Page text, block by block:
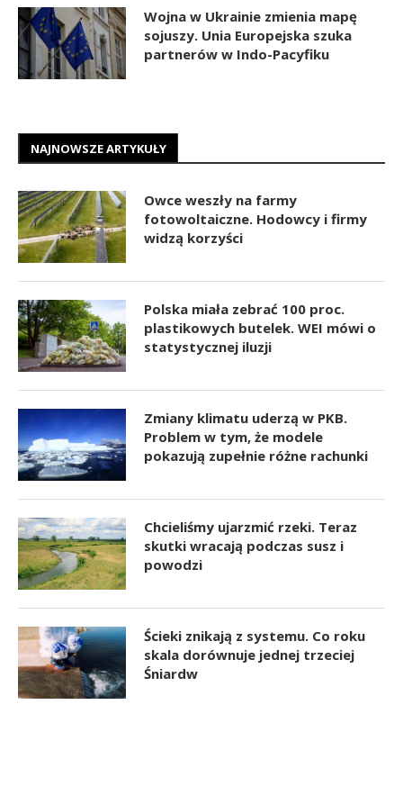
Wojna w Ukrainie zmienia mapę
sojuszy. Unia Europejska szuka
partnerów w Indo-Pacyfiku
NAJNOWSZE ARTYKUŁY
Owce weszły na farmy
fotowoltaiczne. Hodowcy i firmy
widzą korzyści
Polska miała zebrać 100 proc.
plastikowych butelek. WEI mówi o
statystycznej iluzji
Zmiany klimatu uderzą w PKB.
Problem w tym, że modele
pokazują zupełnie różne rachunki
Chcieliśmy ujarzmić rzeki. Teraz
skutki wracają podczas susz i
powodzi
Ścieki znikają z systemu. Co roku
skala dorównuje jednej trzeciej
Śniardw